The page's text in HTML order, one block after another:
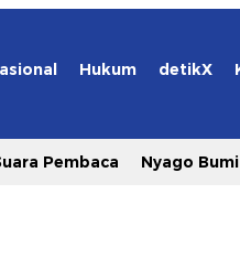
Hukum detikX
Pembaca Nyago